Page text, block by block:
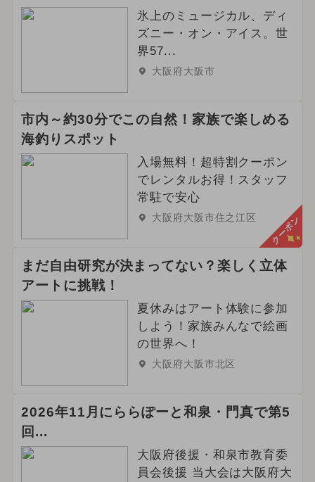
氷上のミュージカル、ディ
ズニー・オン・アイス。世
界57...
大阪府大阪市
市内～約30分でこの自然！家族で楽しめる
海釣りスポット
入場無料！超特割クーポン
でレンタルお得！スタッフ
常駐で安心
大阪府大阪市住之江区 クーポン
まだ自由研究が決まってない？楽しく立体
アートに挑戦！
夏休みはアート体験に参加
しよう！家族みんなで絵画
の世界へ！
大阪府大阪市北区
2026年11月にららぽーと和泉・門真で第5
回...
大阪府後援・和泉市教育委
員会後援 当大会は大阪府大